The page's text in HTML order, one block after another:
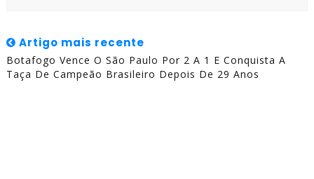
Artigo mais recente
Botafogo Vence O São Paulo Por 2 A 1 E Conquista A
Taça De Campeão Brasileiro Depois De 29 Anos